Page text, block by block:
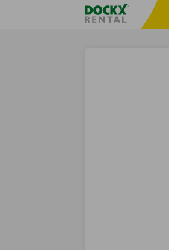
sitename